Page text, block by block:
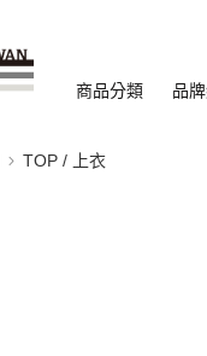
商品分類 品
TOP / 上衣